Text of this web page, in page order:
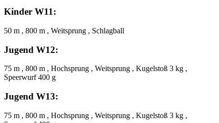
Kinder W11:
50 m , 800 m , Weitsprung , Schlagball
Jugend W12:
75 m , 800 m , Hochsprung , Weitsprung , Kugelstoß 3 kg ,
Speerwurf 400 g
Jugend W13:
75 m , 800 m , Hochsprung , Weitsprung , Kugelstoß 3 kg ,